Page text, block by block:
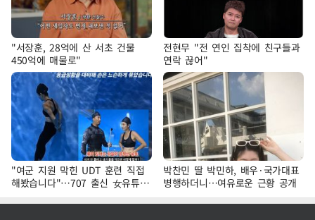
"서장훈, 28억에 산 서초 건물
450억에 매물로"
전현무 "전 연인 집착에 친구들과
연락 끊어"
"여군 지원 막힌 UDT 훈련 직접
해봤습니다"…707 출신 女유튜버
'완벽 소화'
박찬민 딸 박민하, 배우·국가대표
병행하더니…여유로운 근황 공개